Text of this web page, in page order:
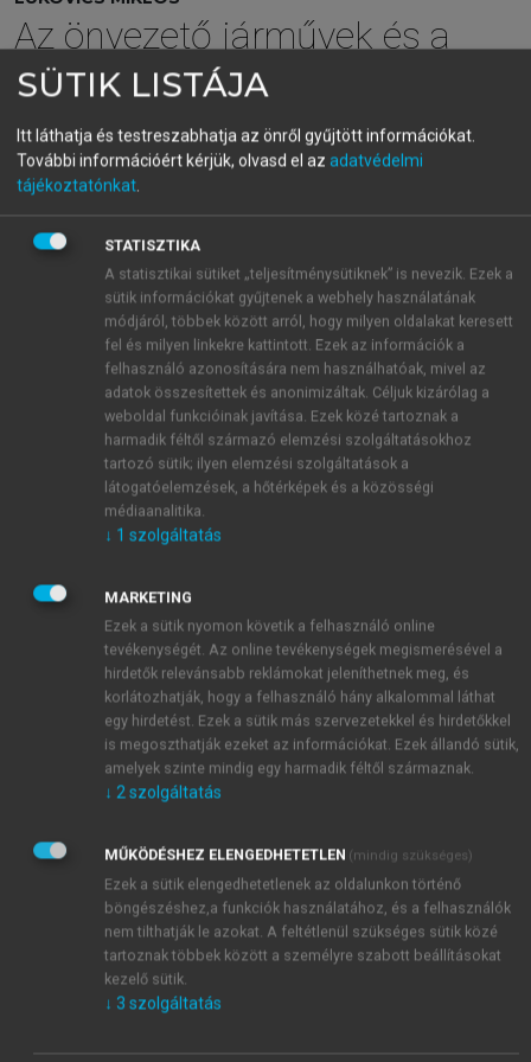
Az önvezető járművek és a
városi társadalom
menu_book OLVASÁS
13.2.2. A fizikai infrastruktúra
felelősségteljes innovációs
kulcselemei és dimenziói
Ez a faktor a „városi tervezés és területhasználat”
faktor során elkészített tervek fizikai infrastrukturára
vonatkozó elemeinek megvalósítását jelenti, és a
városi fizikai infrastruktúra felkészítését az önvezető
járművek közlekedésére. Metaforikusan ez jelenti az
önvezető járművek nagy volumenű városi
elterjedéséhez szükséges hardverkörnyezetet. A
legfontosabb kapcsolódó kulcselemek és dimenziók:
A társadalom bevonása mint kulcselem és a
tanácskozás dimenziója kiemelten fontos akkor,
amikor a városi tervek („A” faktor)
megvalósításra kerülnek, azaz, a fizikai
infrastruktúra átalakításra kerül. Mivel a fizikai
infrastruktúra megváltozása városképi
jelentőségű, emiatt számítani kell lakossági
ellenállásra akkor is, ha a tervezési fázisban a
részvételi tervezést sikeresen alkalmazták.
Célszerű megfontolni a végleges változtatások
előtt ideiglenes változtatások megvalósítását és
értékelését, melyhez kíváló lehetőséget nyújt a
taktikai városfejlesztés módszertana. A közösség
aktív részvétele növelheti az átalakítások
elfogadottságát és sikerességét.
SÜTIK LISTÁJA
Itt láthatja és testreszabhatja az önről gyűjtött információkat.
További információért kérjük, olvasd el az adatvédelmi
tájékoztatónkat.
STATISZTIKA
A statisztikai sütiket „teljesítménysütiknek” is nevezik. Ezek a
sütik információkat gyűjtenek a webhely használatának
módjáról, többek között arról, hogy milyen oldalakat keresett
fel és milyen linkekre kattintott. Ezek az információk a
felhasználó azonosítására nem használhatóak, mivel az
adatok összesítettek és anonimizáltak. Céljuk kizárólag a
weboldal funkcióinak javítása. Ezek közé tartoznak a
harmadik féltől származó elemzési szolgáltatásokhoz
tartozó sütik; ilyen elemzési szolgáltatások a
látogatóelemzések, a hőtérképek és a közösségi
médiaanalitika.
↓ 1 szolgáltatás
MARKETING
Ezek a sütik nyomon követik a felhasználó online
tevékenységét. Az online tevékenységek megismerésével a
hirdetők relevánsabb reklámokat jeleníthetnek meg, és
korlátozhatják, hogy a felhasználó hány alkalommal láthat
egy hirdetést. Ezek a sütik más szervezetekkel és hirdetőkkel
is megoszthatják ezeket az információkat. Ezek állandó sütik,
amelyek szinte mindig egy harmadik féltől származnak.
↓ 2szolgáltatás
MŰKÖDÉSHEZ ELENGEDHETETLEN (mindig szükséges)
Ezek a sütik elengedhetetlenek az oldalunkon történő
böngészéshez,a funkciók használatához, és a felhasználók
nem tilthatják le azokat. A feltétlenül szükséges sütik közé
tartoznak többek között a személyre szabott beállításokat
kezelő sütik.
↓ 3 szolgáltatás